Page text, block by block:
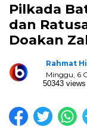
Pilkada
dan
Doakan
Rahmat
Minggu, 6
50343 views